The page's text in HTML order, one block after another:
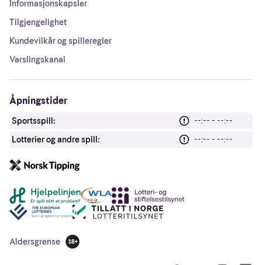
Informasjonskapsler
Tilgjengelighet
Kundevilkår og spilleregler
Varslingskanal
Åpningstider
Sportsspill:
--:-- - --:--
Lotterier og andre spill:
--:-- - --:--
Andre lenker
Aldersgrense
18 år